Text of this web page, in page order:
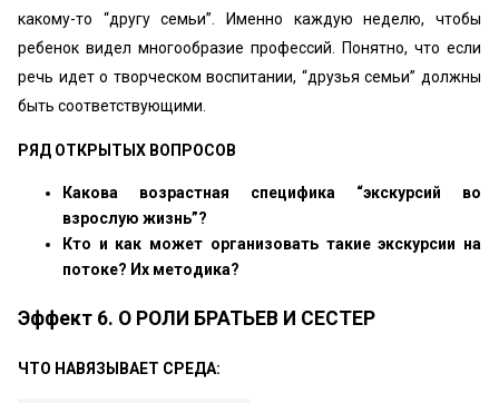
какому-то “другу семьи”. Именно каждую неделю, чтобы
ребенок видел многообразие профессий. Понятно, что если
речь идет о творческом воспитании, “друзья семьи” должны
быть соответствующими.
РЯД ОТКРЫТЫХ ВОПРОСОВ
Какова возрастная специфика “экскурсий во
взрослую жизнь”?
Кто и как может организовать такие экскурсии на
потоке? Их методика?
Эффект 6. О РОЛИ БРАТЬЕВ И СЕСТЕР
ЧТО НАВЯЗЫВАЕТ СРЕДА: